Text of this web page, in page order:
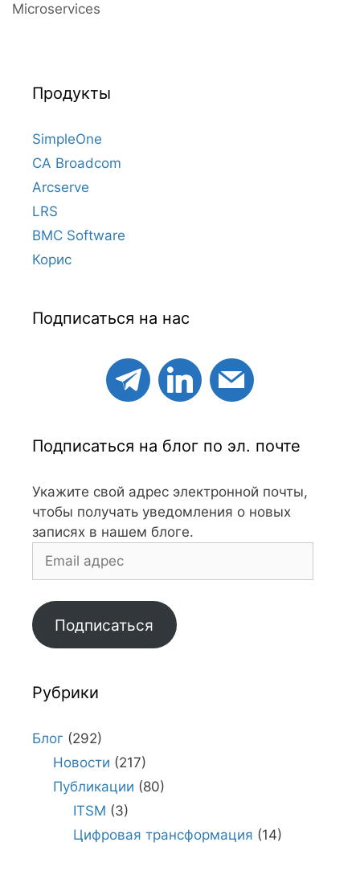
Microservices
Продукты
SimpleOne
CA Broadcom
Arcserve
LRS
BMC Software
Корис
Подписаться на нас
Подписаться на блог по эл. почте
Укажите свой адрес электронной почты,
чтобы получать уведомления о новых
записях в нашем блоге.
Email
Подписаться
Рубрики
Блог (292)
Новости (217)
Публикации (80)
ITSM (3)
Цифровая трансформация (14)